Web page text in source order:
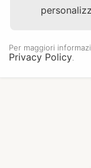
Per maggiori
Privacy Policy